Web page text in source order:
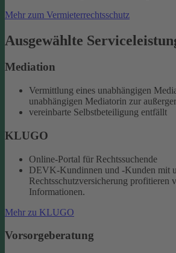
Mehr zum Vermieterrechtsschutz
Ausgewählte
Mediation
Vermittlung eines unabhängigen
unabhängigen Mediatorin zur
vereinbarte Selbstbeteiligung entfällt
KLUGO
Online-Portal für Rechtssuchende
DEVK-Kundinnen und -Kunden mit
Rechtsschutzversicherung profitieren
Informationen.
Mehr zu KLUGO
Vorsorgeberatung